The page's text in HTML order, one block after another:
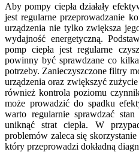
Aby pompy ciepła działały
jest regularne przeprowadzanie
urządzenia nie tylko zwiększa
wydajność energetyczną.
pomp ciepła jest regularne
powinny być sprawdzane co
potrzeby. Zanieczyszczone filtry
urządzenia oraz zwiększyć
również kontrola poziomu
może prowadzić do spadku
warto regularnie sprawdzać
uniknąć strat ciepła. W
problemów zaleca się
który przeprowadzi dokładną